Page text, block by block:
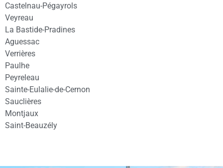
Castelnau-Pégayrols
Veyreau
La Bastide-Pradines
Aguessac
Verrières
Paulhe
Peyreleau
Sainte-Eulalie-de-Cernon
Sauclières
Montjaux
Saint-Beauzély